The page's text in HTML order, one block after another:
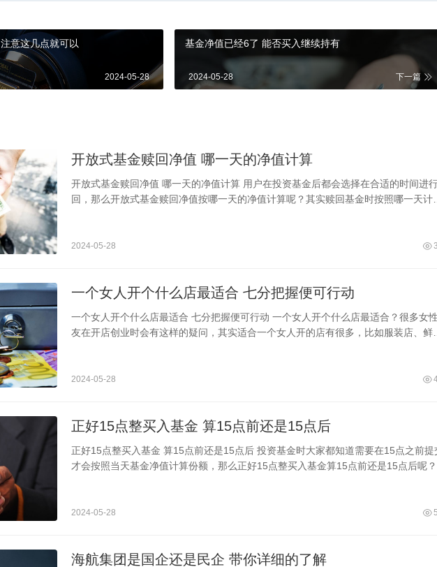
周期行业基金投资技巧 注意这几点就可以
2024-05-28
基金净值已经6了 能否买入继续持有
2024-05-28 下一篇
开放式基金赎回净值 哪一天的净值计算
开放式基金赎回净值 哪一天的净值计算 用户在投资基金后都会选择在合适的时间进行赎
回，那么开放式基金赎回净值按哪一天的净值计算呢？其实赎回基金时按照哪一天计算
2024-05-28
一个女人开个什么店最适合 七分把握便可行动
一个女人开个什么店最适合 七分把握便可行动 一个女人开个什么店最适合？很多女性朋
友在开店创业时会有这样的疑问，其实适合一个女人开的店有很多，比如服装店、鲜花
2024-05-28
正好15点整买入基金 算15点前还是15点后
正好15点整买入基金 算15点前还是15点后 投资基金时大家都知道需要在15点之前提交
才会按照当天基金净值计算份额，那么正好15点整买入基金算15点前还是15点后呢？
2024-05-28
海航集团是国企还是民企 带你详细的了解